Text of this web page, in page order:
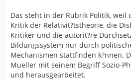
Das steht in der Rubrik Politik, weil
Kritik der Relativit?tstheorie, die
Kritiker und die autorit?re
Bildungssystem nur durch
Mechanismen stattfinden k?nnen.
Mueller mit seinem Begriff Sozio-
und herausgearbeitet.